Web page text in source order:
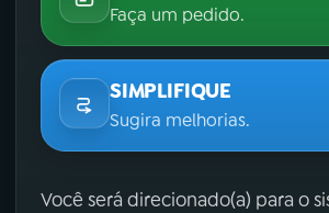
Faça um pedido.
SIMPLIFIQUE
Sugira melhorias.
Você será direcionado(a) para o